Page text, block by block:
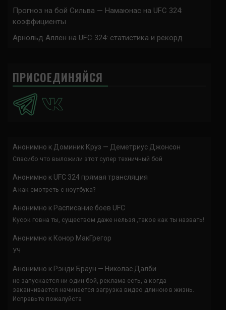
Прогноз на бой Сильва — Намаюнас на UFC 324:
коэффициенты
Арнольд Аллен на UFC 324: статистика и рекорд
ПРИСОЕДИНЯЙСЯ
Анонимно к Доминик Круз — Деметриус Джонсон
Спасибо что выложили этот супер техничный бой
Анонимно к UFC 324 прямая трансляция
А как смотреть с ноутбука?
Анонимно к Расписание боев UFC
Кусок говна ты, существом даже нельзя ,такое как ты назвать!
Анонимно к Конор МакГрегор
УЧ
Анонимно к Рэнди Браун — Николас Далби
не запускается ни один бой, реклама есть, а когда
заканчивается начинается загрузка видео длиною в жизнь.
Исправьте пожалуйста